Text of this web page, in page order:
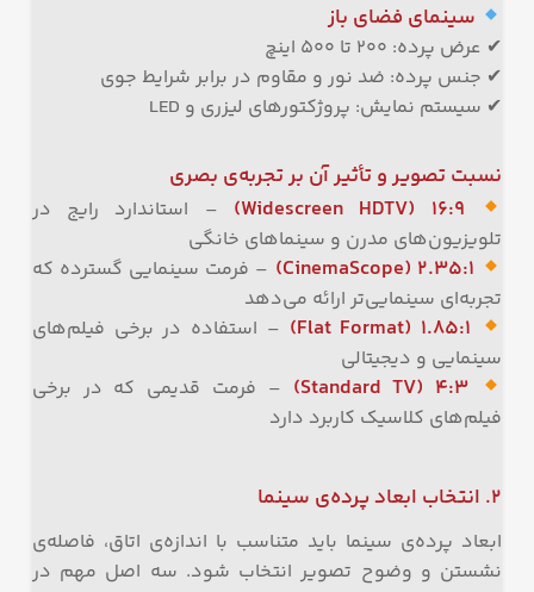
سینمای فضای باز
✔ عرض پرده: ۲۰۰ تا ۵۰۰ اینچ
✔ جنس پرده: ضد نور و مقاوم در برابر شرایط جوی
✔ سیستم نمایش: پروژکتورهای لیزری و LED
نسبت تصویر و تأثیر آن بر تجربه‌ی بصری
۱۶:۹ (Widescreen HDTV)
– استاندارد رایج در
تلویزیون‌های مدرن و سینماهای خانگی
۲.۳۵:۱ (CinemaScope)
– فرمت سینمایی گسترده که
تجربه‌ای سینمایی‌تر ارائه می‌دهد
۱.۸۵:۱ (Flat Format)
– استفاده در برخی فیلم‌های
سینمایی و دیجیتالی
۴:۳ (Standard TV)
– فرمت قدیمی که در برخی
فیلم‌های کلاسیک کاربرد دارد
۲. انتخاب ابعاد پرده‌ی سینما
ابعاد پرده‌ی سینما باید متناسب با اندازه‌ی اتاق، فاصله‌ی
نشستن و وضوح تصویر انتخاب شود. سه اصل مهم در